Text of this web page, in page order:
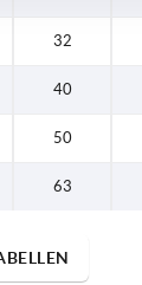
32
40
50
63